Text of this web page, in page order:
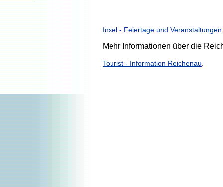
Insel - Feiertage und Veranstaltungen
Mehr Informationen über die
Tourist - Information Reichenau.